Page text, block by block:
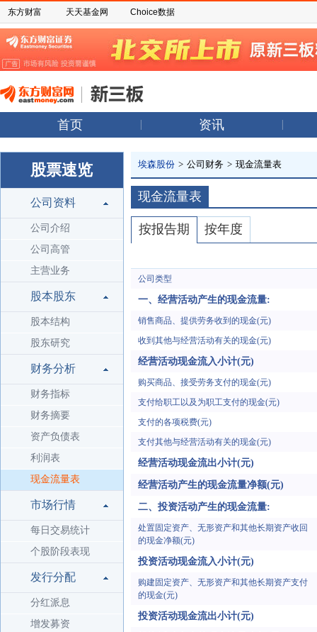
东方财富 天天基金网 Choice数据
首页 资讯
股票速览
公司资料
公司介绍
公司高管
主营业务
股本股东
股本结构
股东研究
财务分析
财务指标
财务摘要
资产负债表
利润表
现金流量表
市场行情
每日交易统计
个股阶段表现
发行分配
分红派息
增发募资
埃森股份 > 公司财务 > 现金流量表
现金流量表
按报告期 按年度
公司类型
一、经营活动产生的现金流量:
销售商品、提供劳务收到的现金(元)
收到其他与经营活动有关的现金(元)
经营活动现金流入小计(元)
购买商品、接受劳务支付的现金(元)
支付给职工以及为职工支付的现金(元)
支付的各项税费(元)
支付其他与经营活动有关的现金(元)
经营活动现金流出小计(元)
经营活动产生的现金流量净额(元)
二、投资活动产生的现金流量:
处置固定资产、无形资产和其他长期资产收回
的现金净额(元)
投资活动现金流入小计(元)
购建固定资产、无形资产和其他长期资产支付
的现金(元)
投资活动现金流出小计(元)